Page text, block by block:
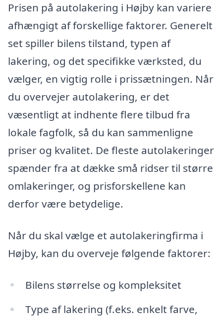
Prisen på autolakering i Højby kan variere
afhængigt af forskellige faktorer. Generelt
set spiller bilens tilstand, typen af
lakering, og det specifikke værksted, du
vælger, en vigtig rolle i prissætningen. Når
du overvejer autolakering, er det
væsentligt at indhente flere tilbud fra
lokale fagfolk, så du kan sammenligne
priser og kvalitet. De fleste autolakeringer
spænder fra at dække små ridser til større
omlakeringer, og prisforskellene kan
derfor være betydelige.
Når du skal vælge et autolakeringfirma i
Højby, kan du overveje følgende faktorer:
Bilens størrelse og kompleksitet
Type af lakering (f.eks. enkelt farve,